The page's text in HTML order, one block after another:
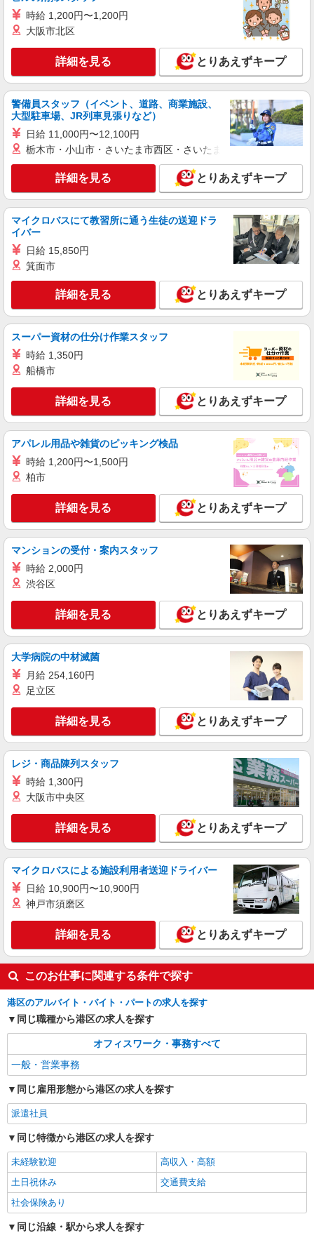
正社員
平野クレーン工業株式会社
【一般事務職】
＜月給＞ 250,000円 ＜賞与＞ 年2回 ＜給与改
定＞ 年1回 ＜試用期間＞ 6ヶ月 ※本採用時と条件
の変更はなし
東京都港区新橋二丁目4番7号 VORT新橋二丁
目10階
キープ 詳細を見る
パート 職業紹介
株式会社フルキャスト東京支社/EA0401G-10A
仕分け シール貼り 倉庫内軽作業 オフィスワー
ク イベントスタッフ等
時給1600円〜1800円（22:00〜翌5:00の深夜手
当で時給UP） ※給与幅は経験・能力による
キープ 詳細を見る
アルバイト パート 職業紹介
株式会社フルキャスト東京支社/EA0401G-10I
＼大人気♪／オフィスワーク！！その他イメベ
ントスタッフ、仕分け等もあります！
時給1600円〜1800円（22:00〜翌5:00の深夜手
当で時給UP） ※給与幅は経験・能力による
東京都港区
キープ 詳細を見る
東京美装興業株式会社 東京第一支店
月給24万円〜30万円 ※経験・能力による 年収
例※32歳、事務歴2年 （1年目）年収3,030,000円
※月給250,000円 （2年目）年収3,440,000円※月
給260,000円、賞与年2回含む （3年目）年収
3,540,000円※月給260,000円、賞与年2回含む
東京都港区六本木３丁目（請負先）
詳細を見る
正社員
東京美装興業株式会社 東京第一支店
事務スタッフ
月給24万円〜30万円 ※経験・能力による 年収
例※32歳、事務歴2年 （1年目）年収3,030,000円
※月給250,000円 （2年目）年収3,440,000円※月
給260,000円、賞与年2回含む （3年目）年収
3,540,000円※月給260,000円、賞与年2回含む
東京都港区南青山3丁目（請負先）
キープ 詳細を見る
派遣社員
株式会社パソナ・東京キャリアセンター/KT600113886302
NEW
月給284100円 ★交通費規定に基づき交通費支
給
東京都港区（溜池山王駅）
キープ 詳細を見る
時給 1,200円〜1,200円
大阪市北区
詳細を見る とりあえずキープ
警備員スタッフ（イベント、道路、商業施設、
大型駐車場、JR列車見張りなど）
日給 11,000円〜12,100円
栃木市・小山市・さいたま市西区・さいたま市岩槻区・久喜市・
詳細を見る とりあえずキープ
マイクロバスにて教習所に通う生徒の送迎ドラ
イバー
日給 15,850円
箕面市
詳細を見る とりあえずキープ
スーパー資材の仕分け作業スタッフ
時給 1,350円
船橋市
詳細を見る とりあえずキープ
アパレル用品や雑貨のピッキング検品
時給 1,200円〜1,500円
柏市
詳細を見る とりあえずキープ
マンションの受付・案内スタッフ
時給 2,000円
渋谷区
詳細を見る とりあえずキープ
大学病院の中材滅菌
月給 254,160円
足立区
詳細を見る とりあえずキープ
レジ・商品陳列スタッフ
時給 1,300円
大阪市中央区
詳細を見る とりあえずキープ
マイクロバスによる施設利用者送迎ドライバー
日給 10,900円〜10,900円
神戸市須磨区
詳細を見る とりあえずキープ
このお仕事に関連する条件で探す
港区のアルバイト・バイト・パートの求人を探す
同じ職種から港区の求人を探す
オフィスワーク・事務すべて
一般・営業事務
同じ雇用形態から港区の求人を探す
派遣社員
同じ特徴から港区の求人を探す
未経験歓迎
高収入・高額
土日祝休み
交通費支給
社会保険あり
同じ沿線・駅から求人を探す